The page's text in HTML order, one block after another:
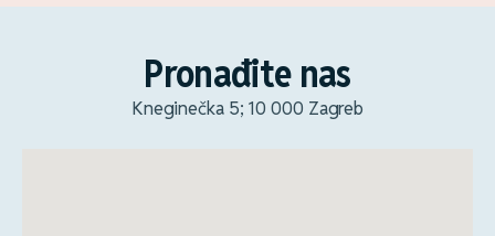
Pronađite nas
Kneginečka 5; 10 000 Zagreb